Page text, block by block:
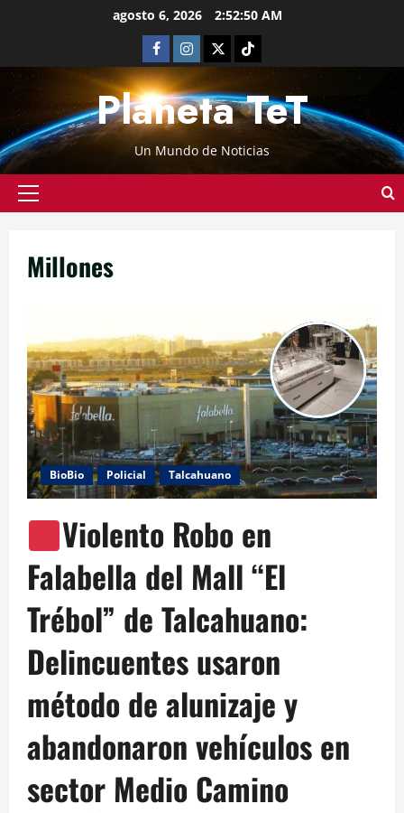
agosto 6, 2026 2:52:51 AM
Planeta TeT
Un Mundo de Noticias
Millones
BioBio Policial Talcahuano
Violento Robo en
Falabella del Mall “El
Trébol” de Talcahuano:
Delincuentes usaron
método de alunizaje y
abandonaron vehículos en
sector Medio Camino